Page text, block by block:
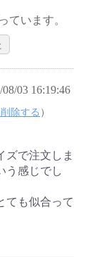
ています。
08/03 16:19:46
除する ）
ズで注文しま
う感じでし
ても似合って